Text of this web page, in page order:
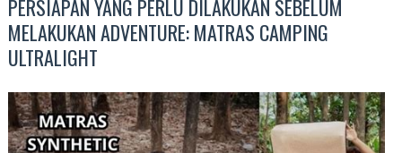
PERSIAPAN YANG PERLU DILAKUKAN SEBELUM
MELAKUKAN ADVENTURE: MATRAS CAMPING
ULTRALIGHT